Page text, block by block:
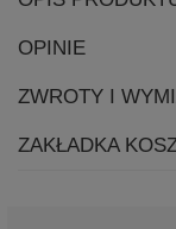
OPINIE
ZWROTY I
ZAKŁADKA